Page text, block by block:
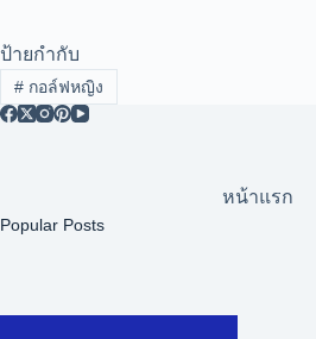
ป้ายกำกับ
#กอล์ฟหญิง
หน้าแรก
Popular Posts